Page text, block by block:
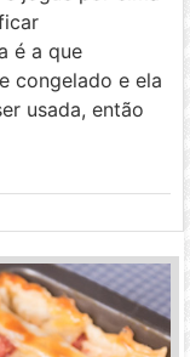
é a que
congelado e ela
usada, então